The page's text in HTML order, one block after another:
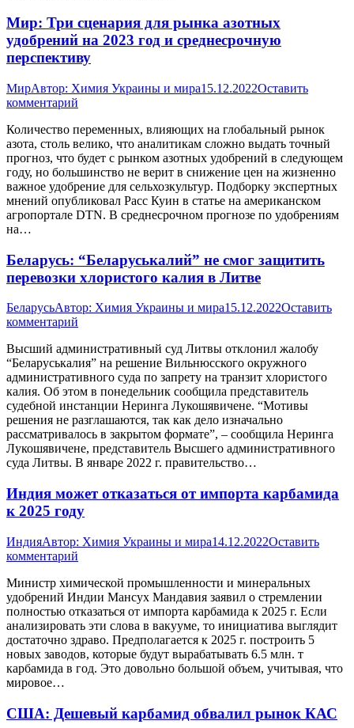
Мир: Три сценария для рынка азотных
удобрений на 2023 год и среднесрочную
перспективу
МирАвтор: Химия Украины и мира15.12.2022Оставить
комментарий
Количество переменных, влияющих на глобальный рынок
азота, столь велико, что аналитикам сложно выдать точный
прогноз, что будет с рынком азотных удобрений в следующем
году, но большинство не верит в снижение цен на жизненно
важное удобрение для сельхозкультур. Подборку экспертных
мнений опубликовал Расс Куин в статье на американском
агропортале DTN. В среднесрочном прогнозе по удобрениям
на…
Беларусь: “Беларуськалий” не смог защитить
перевозки хлористого калия в Литве
БеларусьАвтор: Химия Украины и мира15.12.2022Оставить
комментарий
Высший административный суд Литвы отклонил жалобу
“Беларуськалия” на решение Вильнюсского окружного
административного суда по запрету на транзит хлористого
калия. Об этом в понедельник сообщила представитель
судебной инстанции Неринга Лукошявичене. “Мотивы
решения не разглашаются, так как дело изначально
рассматривалось в закрытом формате”, – сообщила Неринга
Лукошявичене, представитель Высшего административного
суда Литвы. В январе 2022 г. правительство…
Индия может отказаться от импорта карбамида
к 2025 году
ИндияАвтор: Химия Украины и мира14.12.2022Оставить
комментарий
Министр химической промышленности и минеральных
удобрений Индии Мансух Мандавия заявил о стремлении
полностью отказаться от импорта карбамида к 2025 г. Если
анализировать эти слова в вакууме, то инициатива выглядит
достаточно здраво. Предполагается к 2025 г. построить 5
новых заводов, которые будут вырабатывать 6.5 млн. т
карбамида в год. Это довольно большой объем, учитывая, что
мировое…
США: Дешевый карбамид обвалил рынок КАС